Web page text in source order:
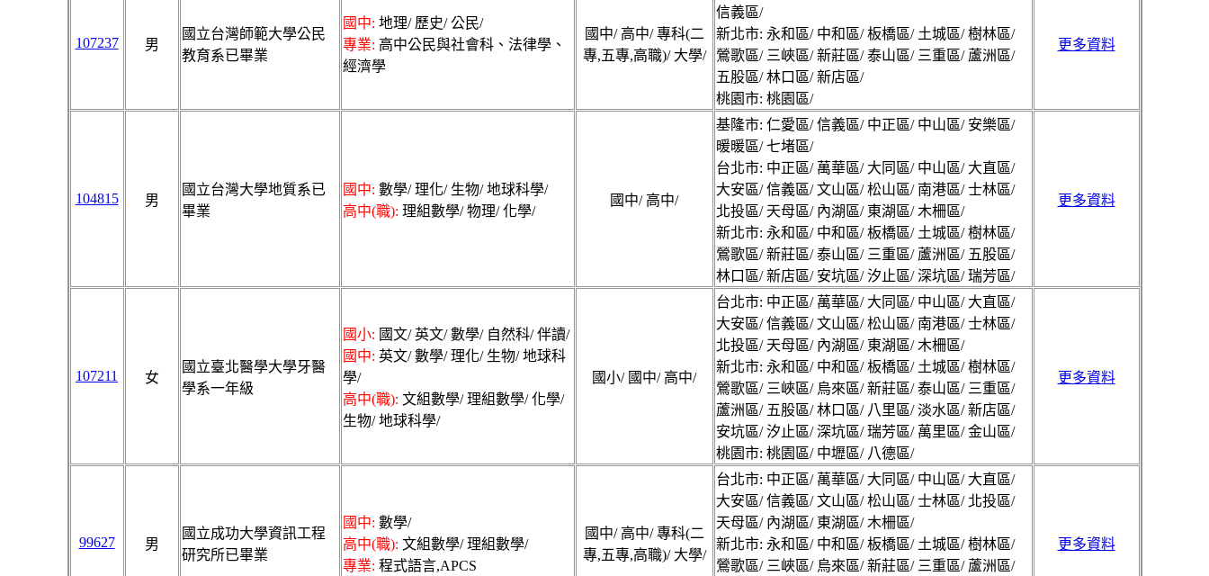
107237 男
國立台灣師範大學公民
教育系已畢業
國中: 地理/ 歷史/ 公民/
專業: 高中公民與社會科、法律學、
經濟學
國中/ 高中/ 專科(二
專,五專,高職)/ 大學/
信義區/
新北市: 永和區/ 中和區/ 板橋區/ 土城區/ 樹林區/
鶯歌區/ 三峽區/ 新莊區/ 泰山區/ 三重區/ 蘆洲區/
五股區/ 林口區/ 新店區/
桃園市: 桃園區/
更多資料
104815 男
國立台灣大學地質系已
畢業
國中: 數學/ 理化/ 生物/ 地球科學/
高中(職): 理組數學/ 物理/ 化學/
國中/ 高中/
基隆市: 仁愛區/ 信義區/ 中正區/ 中山區/ 安樂區/
暖暖區/ 七堵區/
台北市: 中正區/ 萬華區/ 大同區/ 中山區/ 大直區/
大安區/ 信義區/ 文山區/ 松山區/ 南港區/ 士林區/
北投區/ 天母區/ 內湖區/ 東湖區/ 木柵區/
新北市: 永和區/ 中和區/ 板橋區/ 土城區/ 樹林區/
鶯歌區/ 新莊區/ 泰山區/ 三重區/ 蘆洲區/ 五股區/
林口區/ 新店區/ 安坑區/ 汐止區/ 深坑區/ 瑞芳區/
更多資料
107211 女
國立臺北醫學大學牙醫
學系一年級
國小: 國文/ 英文/ 數學/ 自然科/ 伴讀/
國中: 英文/ 數學/ 理化/ 生物/ 地球科
學/
高中(職): 文組數學/ 理組數學/ 化學/
生物/ 地球科學/
國小/ 國中/ 高中/
台北市: 中正區/ 萬華區/ 大同區/ 中山區/ 大直區/
大安區/ 信義區/ 文山區/ 松山區/ 南港區/ 士林區/
北投區/ 天母區/ 內湖區/ 東湖區/ 木柵區/
新北市: 永和區/ 中和區/ 板橋區/ 土城區/ 樹林區/
鶯歌區/ 三峽區/ 烏來區/ 新莊區/ 泰山區/ 三重區/
蘆洲區/ 五股區/ 林口區/ 八里區/ 淡水區/ 新店區/
安坑區/ 汐止區/ 深坑區/ 瑞芳區/ 萬里區/ 金山區/
桃園市: 桃園區/ 中壢區/ 八德區/
更多資料
99627 男
國立成功大學資訊工程
研究所已畢業
國中: 數學/
高中(職): 文組數學/ 理組數學/
專業: 程式語言,APCS
國中/ 高中/ 專科(二
專,五專,高職)/ 大學/
台北市: 中正區/ 萬華區/ 大同區/ 中山區/ 大直區/
大安區/ 信義區/ 文山區/ 松山區/ 士林區/ 北投區/
天母區/ 內湖區/ 東湖區/ 木柵區/
新北市: 永和區/ 中和區/ 板橋區/ 土城區/ 樹林區/
鶯歌區/ 三峽區/ 烏來區/ 新莊區/ 三重區/ 蘆洲區/
更多資料